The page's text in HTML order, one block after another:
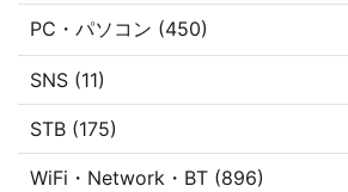
PC・パソコン (450)
SNS (11)
STB (175)
WiFi・Network・BT (896)